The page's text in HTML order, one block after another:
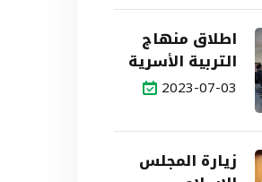
اطلاق منهاج
التربية الأسرية
2023-07-03
زيارة المجلس